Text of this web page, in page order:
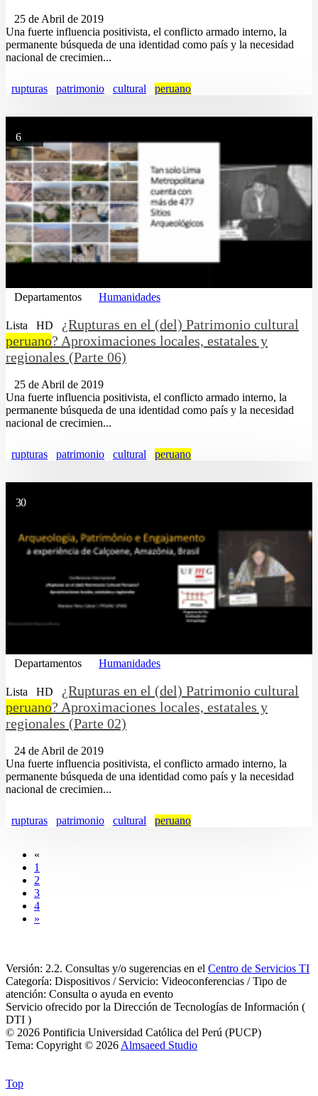
25 de Abril de 2019
Una fuerte influencia positivista, el conflicto armado interno, la
permanente búsqueda de una identidad como país y la necesidad
nacional de crecimien...
rupturas patrimonio cultural peruano
6
Departamentos Humanidades
Lista HD
¿Rupturas en el (del) Patrimonio cultural
peruano? Aproximaciones locales, estatales y
regionales (Parte 06)
25 de Abril de 2019
Una fuerte influencia positivista, el conflicto armado interno, la
permanente búsqueda de una identidad como país y la necesidad
nacional de crecimien...
rupturas patrimonio cultural peruano
30
Departamentos Humanidades
Lista HD
¿Rupturas en el (del) Patrimonio cultural
peruano? Aproximaciones locales, estatales y
regionales (Parte 02)
24 de Abril de 2019
Una fuerte influencia positivista, el conflicto armado interno, la
permanente búsqueda de una identidad como país y la necesidad
nacional de crecimien...
rupturas patrimonio cultural peruano
«
1
2
3
4
»
Versión: 2.2. Consultas y/o sugerencias en el Centro de Servicios TI
Categoría: Dispositivos / Servicio: Videoconferencias / Tipo de
atención: Consulta o ayuda en evento
Servicio ofrecido por la Dirección de Tecnologías de Información (
DTI )
© 2026 Pontificia Universidad Católica del Perú (PUCP)
Tema: Copyright © 2026 Almsaeed Studio
Top